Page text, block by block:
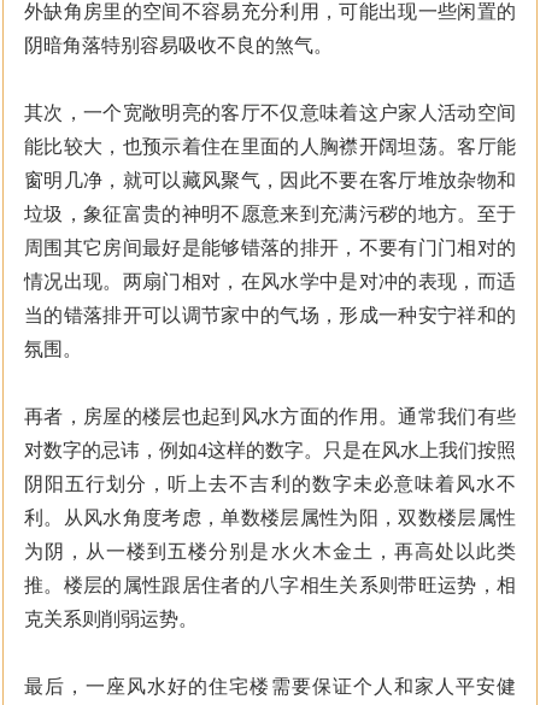
外缺角房里的空间不容易充分利用，可能出现一些闲置的
阴暗角落特别容易吸收不良的煞气。
其次，一个宽敞明亮的客厅不仅意味着这户家人活动空间
能比较大，也预示着住在里面的人胸襟开阔坦荡。客厅能
窗明几净，就可以藏风聚气，因此不要在客厅堆放杂物和
垃圾，象征富贵的神明不愿意来到充满污秽的地方。至于
周围其它房间最好是能够错落的排开，不要有门门相对的
情况出现。两扇门相对，在风水学中是对冲的表现，而适
当的错落排开可以调节家中的气场，形成一种安宁祥和的
氛围。
再者，房屋的楼层也起到风水方面的作用。通常我们有些
对数字的忌讳，例如4这样的数字。只是在风水上我们按照
阴阳五行划分，听上去不吉利的数字未必意味着风水不
利。从风水角度考虑，单数楼层属性为阳，双数楼层属性
为阴，从一楼到五楼分别是水火木金土，再高处以此类
推。楼层的属性跟居住者的八字相生关系则带旺运势，相
克关系则削弱运势。
最后，一座风水好的住宅楼需要保证个人和家人平安健